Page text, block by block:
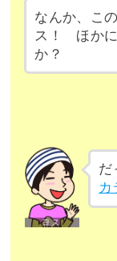
なんか、こ
ス！ ほかに
か？
だ
カ